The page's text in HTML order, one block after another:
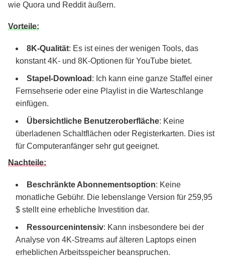
wie Quora und Reddit äußern.
Vorteile:
8K-Qualität: Es ist eines der wenigen Tools, das
konstant 4K- und 8K-Optionen für YouTube bietet.
Stapel-Download : Ich kann eine ganze Staffel einer
Fernsehserie oder eine Playlist in die Warteschlange
einfügen.
Übersichtliche Benutzeroberfläche: Keine
überladenen Schaltflächen oder Registerkarten. Dies ist
für Computeranfänger sehr gut geeignet.
Nachteile:
Beschränkte Abonnementsoption: Keine
monatliche Gebühr. Die lebenslange Version für 259,95
$ stellt eine erhebliche Investition dar.
Ressourcenintensiv: Kann insbesondere bei der
Analyse von 4K-Streams auf älteren Laptops einen
erheblichen Arbeitsspeicher beanspruchen.